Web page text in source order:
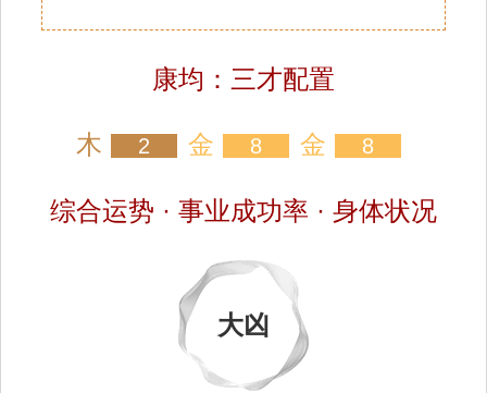
康均：三才配置
木 2 金 8 金 8
综合运势 · 事业成功率 · 身体状况
大凶